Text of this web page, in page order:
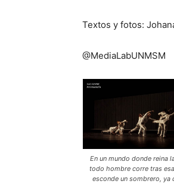
Textos y fotos:
@MediaLabUNMSM
En un mundo donde reina
todo hombre corre tras
esconde un sombrero, ya